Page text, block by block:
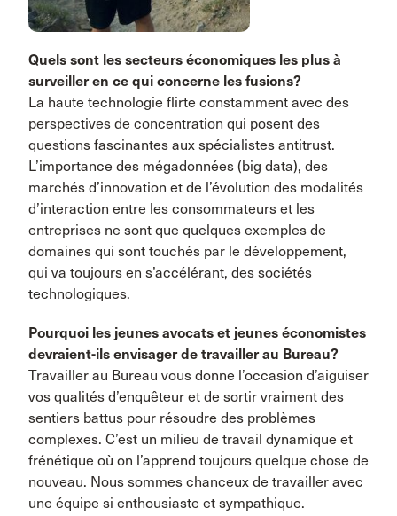
Quels sont les secteurs économiques les plus à
surveiller en ce qui concerne les fusions?
La haute technologie flirte constamment avec des
perspectives de concentration qui posent des
questions fascinantes aux spécialistes antitrust.
L’importance des mégadonnées (big data), des
marchés d’innovation et de l’évolution des modalités
d’interaction entre les consommateurs et les
entreprises ne sont que quelques exemples de
domaines qui sont touchés par le développement,
qui va toujours en s’accélérant, des sociétés
technologiques.
Pourquoi les jeunes avocats et jeunes économistes
devraient-ils envisager de travailler au Bureau?
Travailler au Bureau vous donne l’occasion d’aiguiser
vos qualités d’enquêteur et de sortir vraiment des
sentiers battus pour résoudre des problèmes
complexes. C’est un milieu de travail dynamique et
frénétique où on l’apprend toujours quelque chose de
nouveau. Nous sommes chanceux de travailler avec
une équipe si enthousiaste et sympathique.